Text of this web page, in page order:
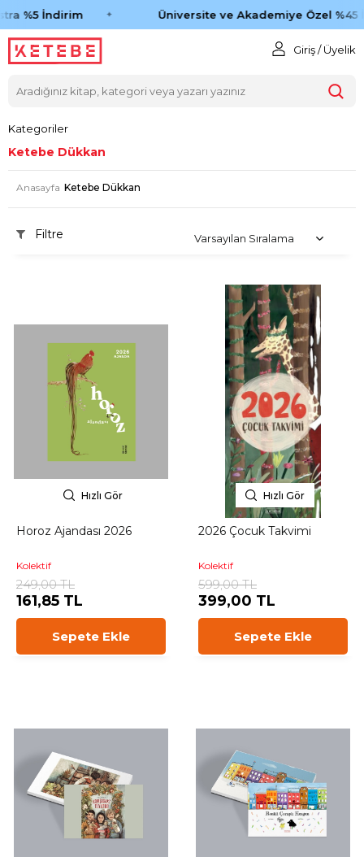
İndirim Üniversite ve Akademiye Özel %45
Giriş / Üyelik
Kategoriler
Ketebe Dükkan
Anasayfa Ketebe Dükkan
Filtre
Hızlı Gör
Horoz Ajandası 2026
Kolektif
249,00 TL
161,85 TL
Sepete Ekle
Hızlı Gör
2026 Çocuk Takvimi
Kolektif
599,00 TL
399,00 TL
Sepete Ekle